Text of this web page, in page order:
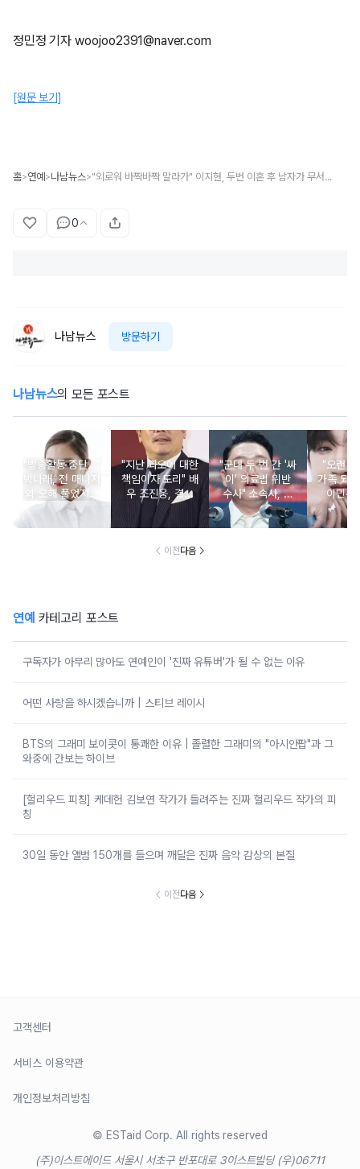
정민정 기자 woojoo2391@naver.com
[원문 보기]
홈>연예 >나남뉴스> "외로워 바짝바짝 말라가" 이지현, 두번 이혼 후 남자가 무서워진 이유
0
나남뉴스 방문하기
나남뉴스의 모든 포스트
"방송활동 중단…"
박나래, 전 매니저
와 오해 풀었지만
불찰 반성
"지난 과오에 대한
책임이자 도리" 배
우 조진웅, 결국
은퇴 선언
"군대 두 번 간 '싸
이' 의료법 위반
수사" 소속사, 수
면제 대리수령 불
찰...
"오랜
가족 되
이민우
이전다음
연예 카테고리 포스트
구독자가 아무리 많아도 연예인이 '진짜 유튜버'가 될 수 없는 이유
어떤 사랑을 하시겠습니까 | 스티브 레이시
BTS의 그래미 보이콧이 통쾌한 이유 | 졸렬한 그래미의 "아시안팝"과 그
와중에 간보는 하이브
[헐리우드 피칭] 케데헌 김보연 작가가 들려주는 진짜 헐리우드 작가의 피
칭
30일 동안 앨범 150개를 들으며 깨달은 진짜 음악 감상의 본질
이전다음
고객센터
서비스 이용약관
개인정보처리방침
© ESTaid Corp. All rights reserved
(주)이스트에이드 서울시 서초구 반포대로 3이스트빌딩 (우)06711